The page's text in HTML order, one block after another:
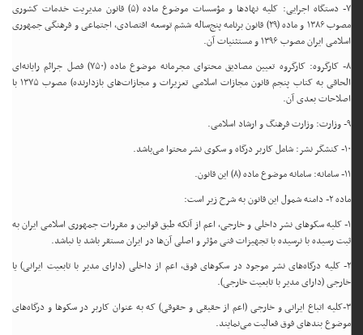
۷- دستگاه اجرایی: کلیه نهادها و مؤسسات موضوع ماده (۵) قانون مدیریت خدمات کشوری
مصوب ۱۳۸۶ و ماده (۲۹) قانون برنامه پنج‌ساله ششم توسعه اقتصادی، اجتماعی و فرهنگی جمهوری
اسلامی ایران مصوب ۱۳۹۶ و مستثنیات آن.
۸- کارگروه: کارگروه تعیین مصادیق محتوای مجرمانه موضوع ماده (۷۵۰) فصل جرائم رایانه‌ای
الحاقی به کتاب پنجم قانون مجازات اسلامی تعزیرات و مجازات‌های بازدارنده) مصوب ۱۳۷۵ با
اصلاحات بعدی آن.
ماده ۲- دامنه شمول این قانون به شرح زیر است:
۱- کلیه سکوهای نشر داخلی و خارجی، اعم از آنکه طبق قوانین و مقررات جمهوری اسلامی ایران به
ثبت رسیده با نرسیده با تجهیزات فنی مؤثر و اصلی آن‌ها در ایران مستقر باشد یا نباشد.
۲- کلیه درگاه‌های نشر موجود در سکوهای فوق، اعم از داخلی (دارای مدیر با تابعیت ایرانی) یا
خارجی (دارای مدیر با تابعیت خارجی).
۳-کلیه اتباع ایرانی و خارجی (اعم از حقیقی و حقوقی) که به عنوان کاربر در سکوها و درگاه‌های
موضوع بندهای فوق فعالیت می‌نمایند.